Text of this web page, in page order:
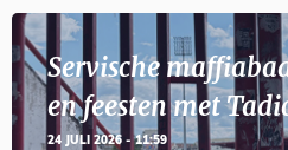
Servische
en feesten met
24 JULI 2026 - 11:59